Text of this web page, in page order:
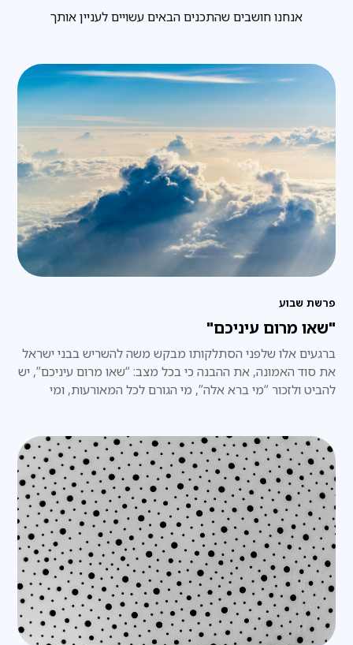
אנחנו חושבים שהתכנים הבאים עשויים לעניין אותך
פרשת שבוע
"שאו מרום עיניכם"
ברגעים אלו שלפני הסתלקותו מבקש משה להשריש בבני ישראל
את סוד האמונה, את ההבנה כי בכל מצב: “שאו מרום עיניכם”, יש
להביט ולזכור “מי ברא אלה”, מי הגורם לכל המאורעות, ומי